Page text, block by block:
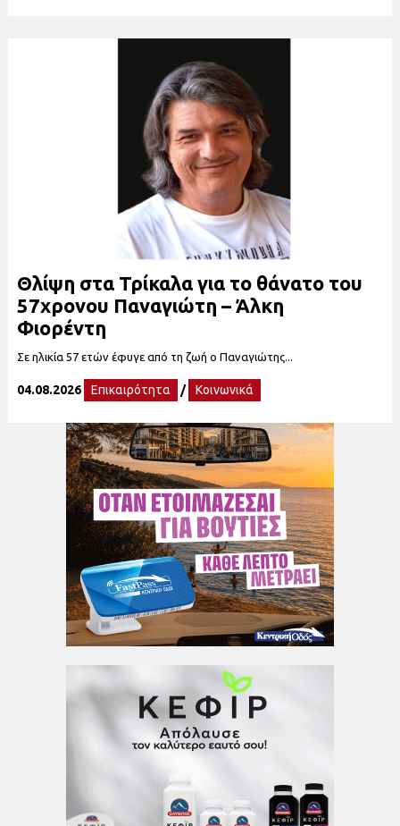
Θλίψη στα Τρίκαλα για το θάνατο του
57χρονου Παναγιώτη – Άλκη
Φιορέντη
Σε ηλικία 57 ετών έφυγε από τη ζωή ο Παναγιώτης...
04.08.2026 Επικαιρότητα / Κοινωνικά